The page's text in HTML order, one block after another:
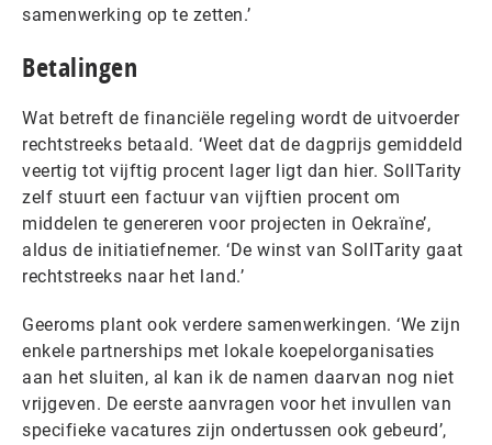
samenwerking op te zetten.’
Betalingen
Wat betreft de financiële regeling wordt de uitvoerder
rechtstreeks betaald. ‘Weet dat de dagprijs gemiddeld
veertig tot vijftig procent lager ligt dan hier. SolITarity
zelf stuurt een factuur van vijftien procent om
middelen te genereren voor projecten in Oekraïne’,
aldus de initiatiefnemer. ‘De winst van SolITarity gaat
rechtstreeks naar het land.’
Geeroms plant ook verdere samenwerkingen. ‘We zijn
enkele partnerships met lokale koepelorganisaties
aan het sluiten, al kan ik de namen daarvan nog niet
vrijgeven. De eerste aanvragen voor het invullen van
specifieke vacatures zijn ondertussen ook gebeurd’,